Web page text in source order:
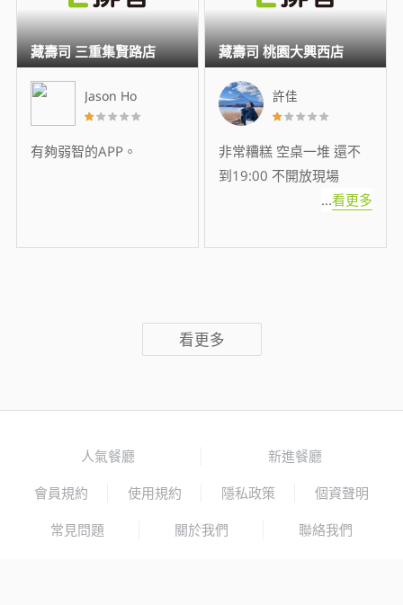
Jason Ho
有夠弱智的APP。
藏壽司 三重集賢路店
許佳
非常糟糕 空桌一堆 還不
到19:00 不開放現場
...看更多
藏壽司 桃園大興西店
看更多
人氣餐廳 新進餐廳
會員規約 使用規約 隱私政策 個資聲明
常見問題 關於我們 聯絡我們